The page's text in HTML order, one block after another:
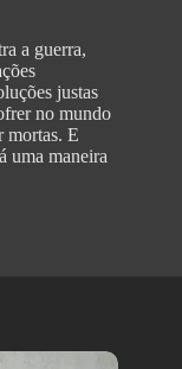
a guerra,
justas
no mundo
mortas. E
uma maneira